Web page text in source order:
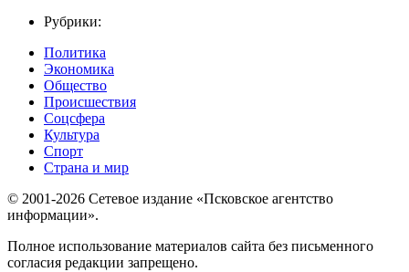
Рубрики:
Политика
Экономика
Общество
Происшествия
Соцсфера
Культура
Спорт
Страна и мир
© 2001-2026 Сетевое издание «Псковское агентство
информации».
Полное использование материалов сайта без письменного
согласия редакции запрещено.